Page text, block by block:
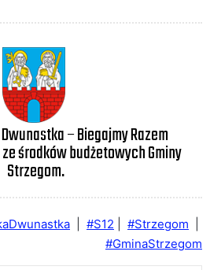
– Biegajmy Razem
środków budżetowych Gminy
Strzegom.
#S12 #Strzegom
#GminaStrzegom